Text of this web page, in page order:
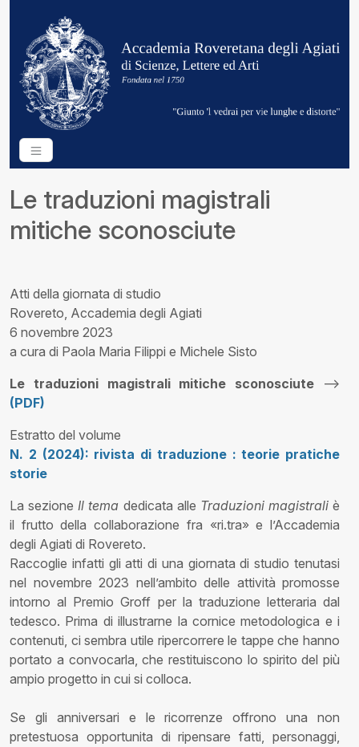
Le traduzioni magistrali
mitiche sconosciute
Atti della giornata di studio
Rovereto, Accademia degli Agiati
6 novembre 2023
a cura di Paola Maria Filippi e Michele Sisto
Le traduzioni magistrali mitiche sconosciute -->
(PDF)
Estratto del volume
N. 2 (2024): rivista di traduzione : teorie pratiche
storie
La sezioneIl tema dedicata alle Traduzioni magistraliè
il frutto della collaborazione fra «ri.tra» e l’Accademia
degli Agiati di Rovereto.
Raccoglie infatti gli atti di una giornata di studio tenutasi
nel novembre 2023 nell’ambito delle attività promosse
intorno al Premio Groff per la traduzione letteraria dal
tedesco. Prima di illustrarne la cornice metodologica e i
contenuti, ci sembra utile ripercorrere le tappe che hanno
portato a convocarla, che restituiscono lo spirito del più
ampio progetto in cui si colloca.
Se gli anniversari e le ricorrenze offrono una non
pretestuosa opportunita di ripensare fatti, personaggi,